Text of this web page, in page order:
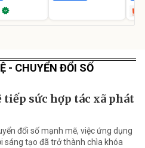
- CHUYỂN ĐỔI SỐ
tiếp sức hợp tác xã phát
đổi số mạnh mẽ, việc ứng dụng
sáng tạo đã trở thành chìa khóa